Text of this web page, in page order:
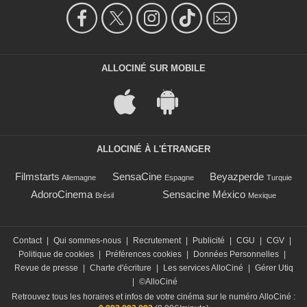
ALLOCINÉ SUR MOBILE
ALLOCINÉ À L'ÉTRANGER
Filmstarts Allemagne SensaCine Espagne Beyazperde Turquie
AdoroCinema Brésil Sensacine México Mexique
Contact Qui sommes-nous Recrutement Publicité CGU CGV
Politique de cookies
Préférences cookies Données Personnelles
Revue de presse
Charte d'écriture Les services AlloCiné
Gérer Utiq
©AlloCiné
Retrouvez tous les horaires et infos de votre cinéma sur le numéro AlloCiné :